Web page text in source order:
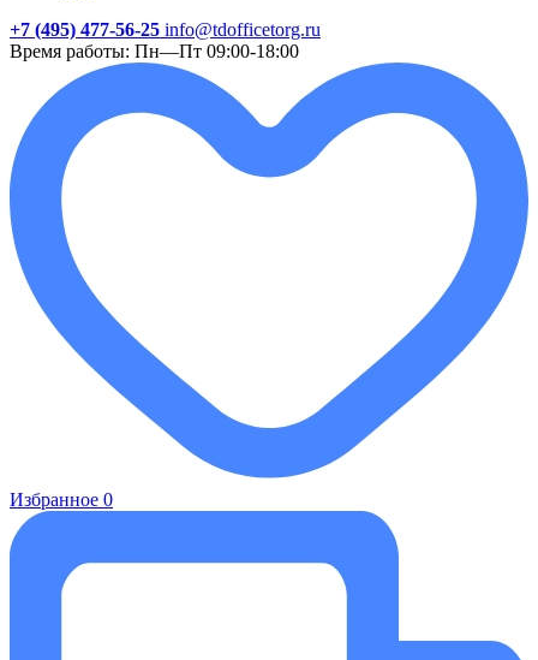
+7 (495) 477-56-25 info@tdofficetorg.ru
Время работы: Пн—Пт 09:00-18:00
Избранное 0